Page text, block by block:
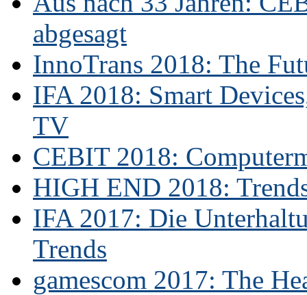
abgesagt
InnoTrans 2018: The
IFA 2018: Smart
TV
CEBIT 2018:
HIGH END 2018:
IFA 2017: Die
Trends
gamescom 2017: The